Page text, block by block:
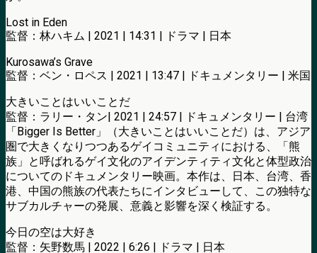
Lost in Eden
監督：林ハキム | 2021 | 14:31 | ドラマ | 日本
Kurosawa’s Grave
監督：ベン・ロペス | 2021 | 13:47 | ドキュメンタリー | 米国
大きいことはいいことだ
監督：ラリー・タン| 2021 | 24:57 | ドキュメンタリー | 台湾
「Bigger Is Better」（大きいことはいいことだ）は、アジア
圏で大きくなりつつあるゲイコミュニティにおける、「熊
族」と呼ばれるゲイ文化のアイデンティティ文化と体型政治
についてのドキュメンタリー映画。本作は、日本、台湾、香
港、中国の熊族の代表たちにインタビューして、この独特な
サブカルチャーの発展、意義と影響を深く検証する。
今日の空は大好き
監督：矢野数馬 | 2022 | 6:26 | ドラマ | 日本